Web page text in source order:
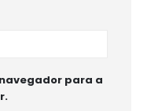
para a